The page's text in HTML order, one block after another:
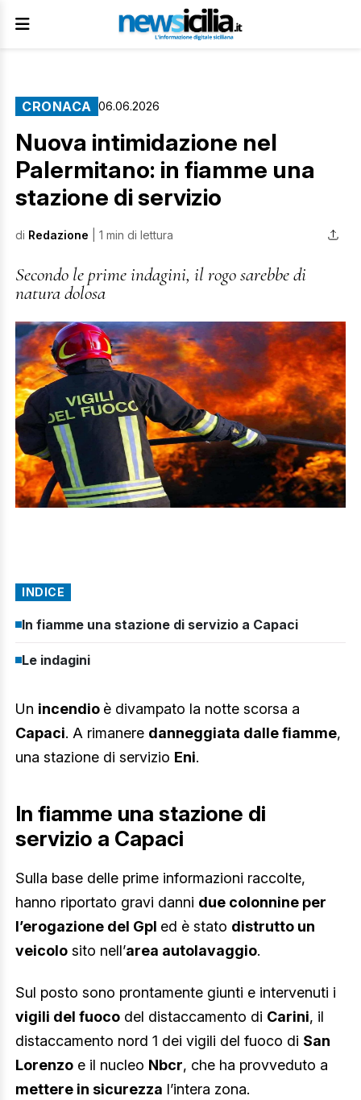
CRONACA 06.06.2026
Nuova intimidazione nel
Palermitano: in fiamme una
stazione di servizio
di Redazione | 1 min di lettura
Secondo le prime indagini, il rogo sarebbe di
natura dolosa
INDICE
In fiamme una stazione di servizio a Capaci
Le indagini
Un incendio è divampato la notte scorsa a
Capaci. A rimanere danneggiata dalle fiamme,
una stazione di servizio Eni.
In fiamme una stazione di
servizio a Capaci
Sulla base delle prime informazioni raccolte,
hanno riportato gravi danni due colonnine per
l’erogazione del Gpl ed è stato distrutto un
veicolo sito nell’area autolavaggio.
Sul posto sono prontamente giunti e intervenuti i
vigili del fuoco del distaccamento di Carini, il
distaccamento nord 1 dei vigili del fuoco di San
Lorenzo e il nucleo Nbcr, che ha provveduto a
mettere in sicurezza l’intera zona.